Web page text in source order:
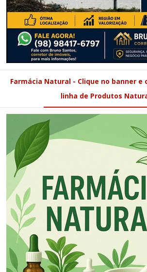
Farmácia Natural - Clique no banner e
linha de Produtos